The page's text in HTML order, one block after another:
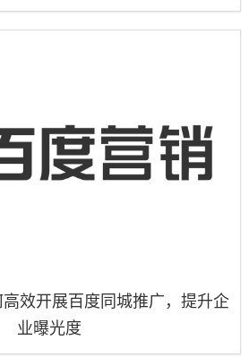
效开展百度同城推广，提升企
业曝光度